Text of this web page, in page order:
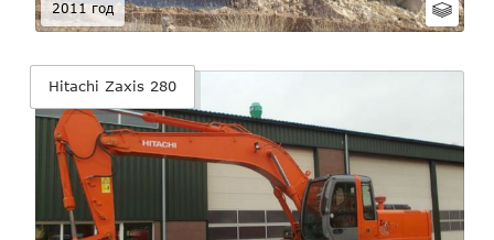
2011 год
Hitachi Zaxis 280